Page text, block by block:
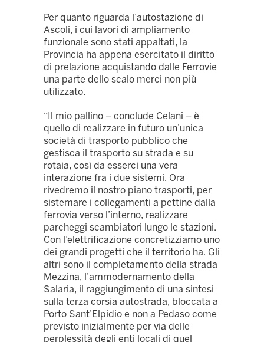
Per quanto riguarda l’autostazione di
Ascoli, i cui lavori di ampliamento
funzionale sono stati appaltati, la
Provincia ha appena esercitato il diritto
di prelazione acquistando dalle Ferrovie
una parte dello scalo merci non più
utilizzato.
“Il mio pallino – conclude Celani – è
quello di realizzare in futuro un’unica
società di trasporto pubblico che
gestisca il trasporto su strada e su
rotaia, così da esserci una vera
interazione fra i due sistemi. Ora
rivedremo il nostro piano trasporti, per
sistemare i collegamenti a pettine dalla
ferrovia verso l’interno, realizzare
parcheggi scambiatori lungo le stazioni.
Con l’elettrificazione concretizziamo uno
dei grandi progetti che il territorio ha. Gli
altri sono il completamento della strada
Mezzina, l’ammodernamento della
Salaria, il raggiungimento di una sintesi
sulla terza corsia autostrada, bloccata a
Porto Sant’Elpidio e non a Pedaso come
previsto inizialmente per via delle
perplessità degli enti locali di quel